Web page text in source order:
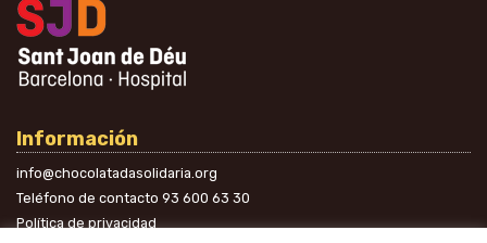
Información
info@chocolatadasolidaria.org
Teléfono de contacto 93 600 63 30
Política de privacidad